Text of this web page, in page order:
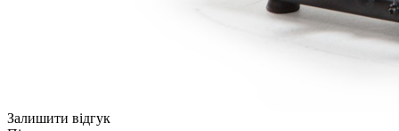
Залишити відгук